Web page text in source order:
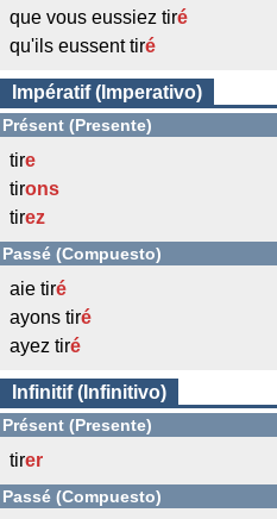
que vous eussiez tiré
qu'ils eussent tiré
Impératif (Imperativo)
Présent (Presente)
tire
tirons
tirez
Passé (Compuesto)
aie tiré
ayons tiré
ayez tiré
Infinitif (Infinitivo)
Présent (Presente)
tirer
Passé (Compuesto)